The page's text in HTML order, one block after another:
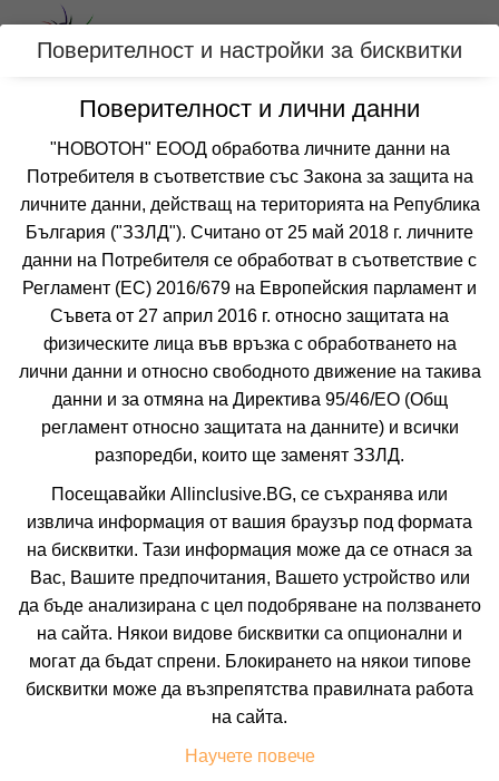
Вход
Категории
Хотел ЖУРНАЛИСТ
ЗЛАТНИ ПЯСЪЦИ
Отзиви от клиенти за хотел ЖУРНАЛИСТ
от 12 отзива
9.2
❮ ❯
УДОБСТВА В ХОТЕЛА FAQ ЗА ХОТЕЛА
Поверителност и настройки за бисквитки
Поверителност и лични данни
"НОВОТОН" ЕООД обработва личните данни на
Потребителя в съответствие със Закона за защита на
личните данни, действащ на територията на Република
България ("ЗЗЛД"). Считано от 25 май 2018 г. личните
данни на Потребителя се обработват в съответствие с
Регламент (ЕС) 2016/679 на Европейския парламент и
Съвета от 27 април 2016 г. относно защитата на
физическите лица във връзка с обработването на
лични данни и относно свободното движение на такива
данни и за отмяна на Директива 95/46/EО (Общ
регламент относно защитата на данните) и всички
разпоредби, които ще заменят ЗЗЛД.
Посещавайки Allinclusive.BG, се съхранява или
извлича информация от вашия браузър под формата
на бисквитки. Тази информация може да се отнася за
Вас, Вашите предпочитания, Вашето устройство или
да бъде анализирана с цел подобряване на ползването
на сайта. Някои видове бисквитки са опционални и
могат да бъдат спрени. Блокирането на някои типове
бисквитки може да възпрепятства правилната работа
на сайта.
Научете повече